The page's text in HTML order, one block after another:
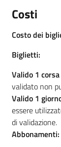
Costi
Costo dei
Biglietti:
Valido 1 corsa
validato non
Valido 1
essere
di validazione.
Abbonamenti: